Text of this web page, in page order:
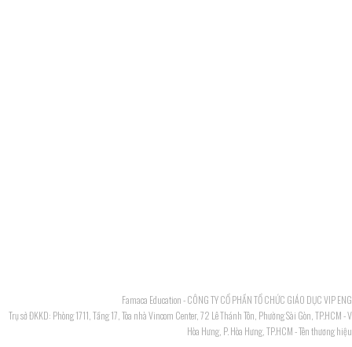
Famaca Education - CÔNG TY CỔ PHẦN TỔ CHỨC GIÁO DỤC VIP
Trụ sở ĐKKD: Phòng 1711, Tầng 17, Tòa nhà Vincom Center, 72 Lê Thánh Tôn, Phường Sài Gòn, TP.HCM
Hòa Hưng, P. Hòa Hưng, TP.HCM - Tên thương